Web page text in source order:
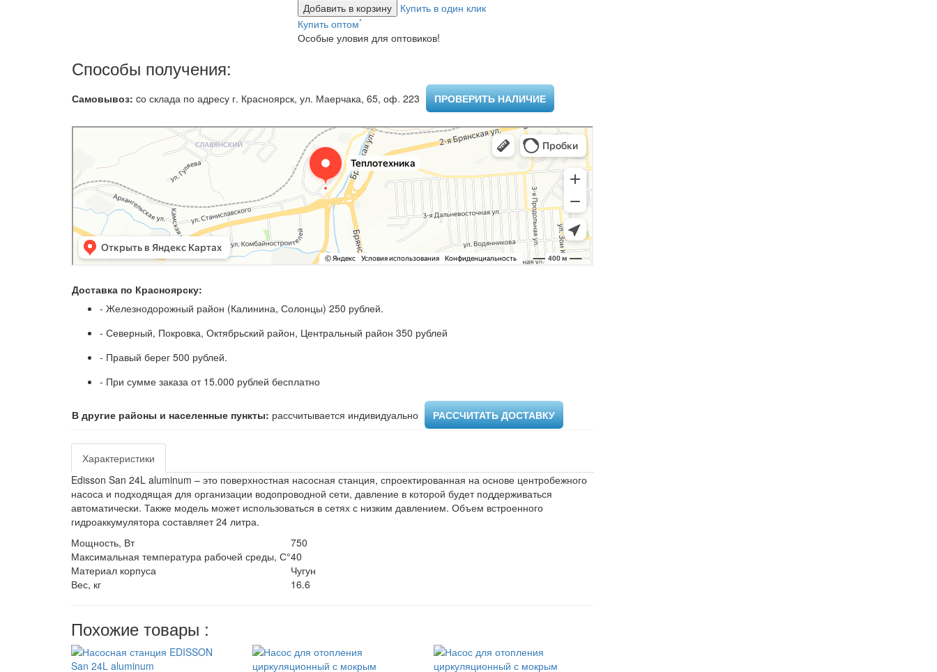
Добавить в корзину
Купить в один клик
Купить оптом*
Особые уловия для оптовиков!
Способы получения:
Самовывоз: cо склада по адресу г. Красноярск, ул. Маерчака, 65, оф. 223 ​ ПРОВЕРИТЬ НАЛИЧИЕ
Доставка по Красноярску:
- Железнодорожный район (Калинина, Солонцы) 250 рублей.
- Северный, Покровка, Октябрьский район, Центральный район 350 рублей
- Правый берег 500 рублей.
- При сумме заказа от 15.000 рублей бесплатно
В другие районы и населенные пункты: рассчитывается индивидуально ​ РАССЧИТАТЬ ДОСТАВКУ
Характеристики
Edisson San 24L aluminum – это поверхностная насосная станция, спроектированная на основе центробежного
насоса и подходящая для организации водопроводной сети, давление в которой будет поддерживаться
автоматически. Также модель может использоваться в сетях с низким давлением. Объем встроенного
гидроаккумулятора составляет 24 литра.
Мощность, Вт
750
Максимальная температура рабочей среды, С°40
Материал корпуса
Чугун
Вес, кг
16.6
Похожие товары :